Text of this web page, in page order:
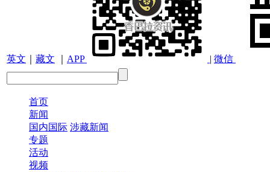
英文 藏文 APP | 微信
首页
新闻
国内国际 涉藏新闻
专题
活动
视频